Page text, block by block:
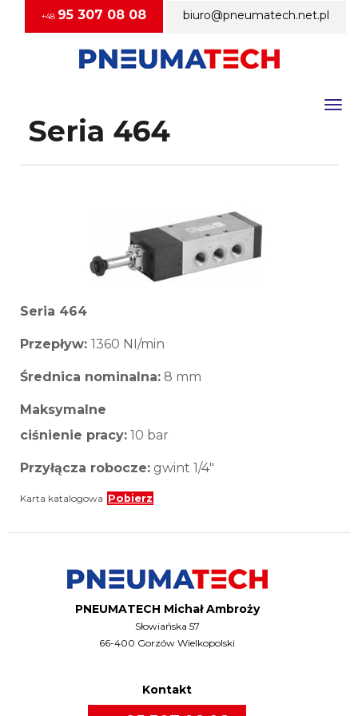
+48 95 307 08 08 biuro@pneumatech.net.pl
Seria 464
Seria 464
Przepływ: 1360 NI/min
Średnica nominalna: 8 mm
Maksymalne
ciśnienie pracy: 10 bar
Przyłącza robocze: gwint 1/4″
Karta katalogowa Pobierz
PNEUMATECH Michał Ambroży
Słowiańska 57
66-400 Gorzów Wielkopolski
Kontakt